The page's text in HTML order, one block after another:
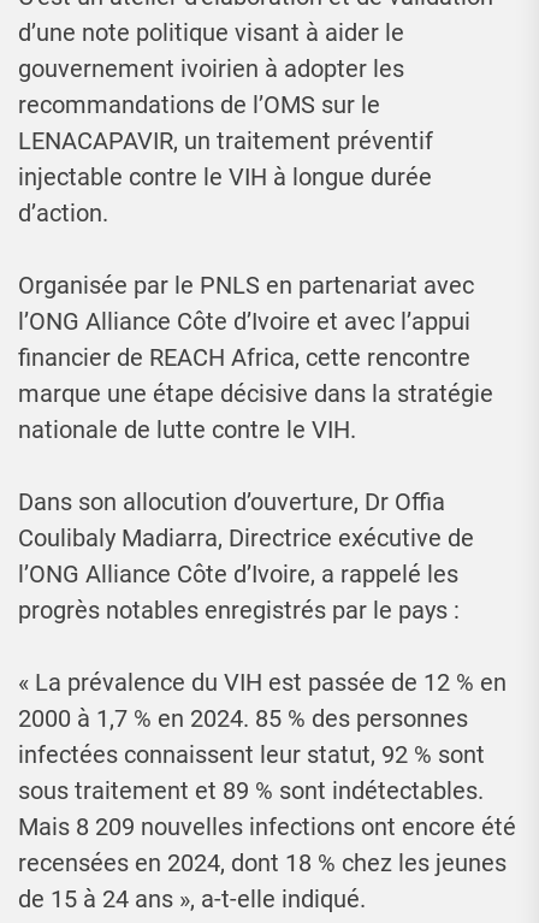
d’une note politique visant à aider le
gouvernement ivoirien à adopter les
recommandations de l’OMS sur le
LENACAPAVIR, un traitement préventif
injectable contre le VIH à longue durée
d’action.
Organisée par le PNLS en partenariat avec
l’ONG Alliance Côte d’Ivoire et avec l’appui
financier de REACH Africa, cette rencontre
marque une étape décisive dans la stratégie
nationale de lutte contre le VIH.
Dans son allocution d’ouverture, Dr Offia
Coulibaly Madiarra, Directrice exécutive de
l’ONG Alliance Côte d’Ivoire, a rappelé les
progrès notables enregistrés par le pays :
« La prévalence du VIH est passée de 12 % en
2000 à 1,7 % en 2024. 85 % des personnes
infectées connaissent leur statut, 92 % sont
sous traitement et 89 % sont indétectables.
Mais 8 209 nouvelles infections ont encore été
recensées en 2024, dont 18 % chez les jeunes
de 15 à 24 ans », a-t-elle indiqué.